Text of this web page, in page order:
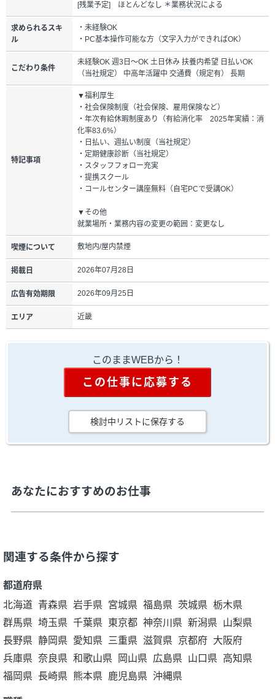
[残業予定] ほとんどなし ＊業務状況による
求められるスキ
ル
・未経験OK
・PC基本操作可能な方（文字入力ができればOK）
こだわり条件
未経験OK 週3日～OK 土日休み 扶養内希望 日払いOK
（当社規定） 中高年活躍中 交通費（規定有） 長期
特記事項
▼福利厚生
・社会保険制度（社会保険、雇用保険など）
・年次有給休暇制度あり（有給消化率 2025年実績：消
化率83.6%）
・日払い、週払い制度（当社規定）
・定期健康診断（当社規定）
・スタッフフォロー充実
・提携スクール
・コールセンター講座無料（自宅PCで受講OK）
▼その他
就業場所・業務内容の変更の範囲：変更なし
喫煙について 敷地内/屋内禁煙
掲載日 2026年07月28日
広告有効期限 2026年09月25日
エリア 近畿
このままWEBから！
この仕事に応募する
検討中リストに保存する
あなたにおすすめのお仕事
関連する条件から探す
都道府県
北海道 青森県 岩手県 宮城県 福島県 茨城県 栃木県
群馬県 埼玉県 千葉県 東京都 神奈川県 新潟県 山梨県
長野県 静岡県 愛知県 三重県 滋賀県 京都府 大阪府
兵庫県 奈良県 和歌山県 岡山県 広島県 山口県 高知県
福岡県 長崎県 熊本県 鹿児島県 沖縄県